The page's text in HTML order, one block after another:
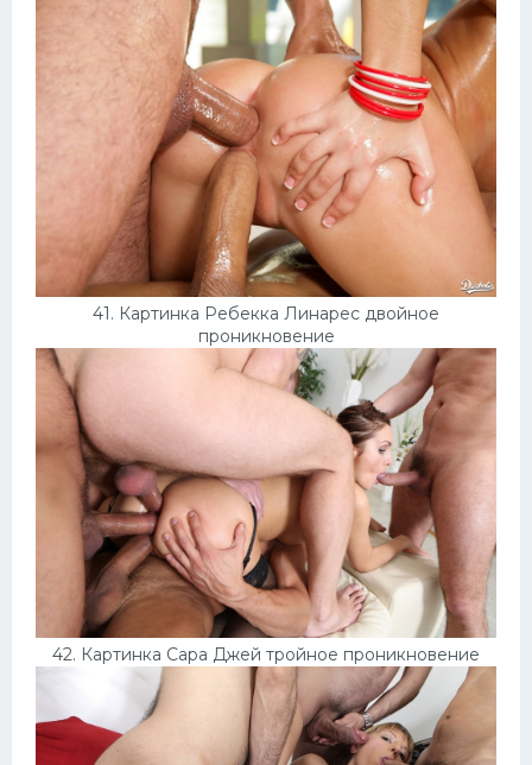
41. Картинка Ребекка Линарес двойное
проникновение
42. Картинка Сара Джей тройное проникновение